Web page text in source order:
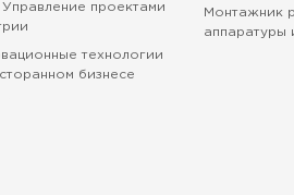
проектами
технологии
бизнесе
Монтажник
аппаратуры